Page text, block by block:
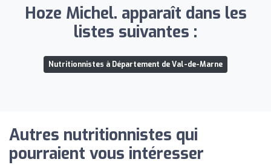
Hoze Michel. apparaît dans les
listes suivantes :
Nutritionnistes à Département de Val-de-Marne
Autres nutritionnistes qui
pourraient vous intéresser